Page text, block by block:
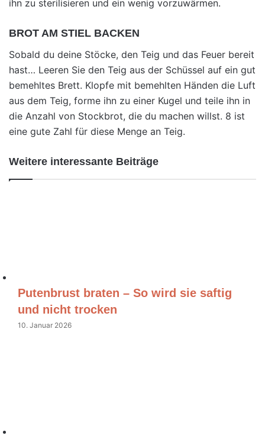
ihn zu sterilisieren und ein wenig vorzuwärmen.
BROT AM STIEL BACKEN
Sobald du deine Stöcke, den Teig und das Feuer bereit
hast… Leeren Sie den Teig aus der Schüssel auf ein gut
bemehltes Brett. Klopfe mit bemehlten Händen die Luft
aus dem Teig, forme ihn zu einer Kugel und teile ihn in
die Anzahl von Stockbrot, die du machen willst. 8 ist
eine gute Zahl für diese Menge an Teig.
Weitere interessante Beiträge
Putenbrust braten – So wird sie saftig
und nicht trocken
10. Januar 2026